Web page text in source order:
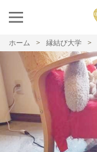
ホーム 縁結び大学